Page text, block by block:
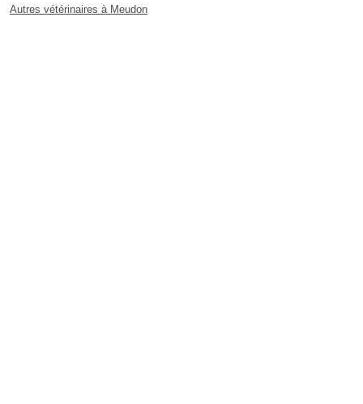
Autres vétérinaires à Meudon